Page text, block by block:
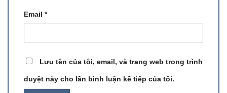
Email *
Lưu tên của tôi, email, và trang web trong trình
duyệt này cho lần bình luận kế tiếp của tôi.